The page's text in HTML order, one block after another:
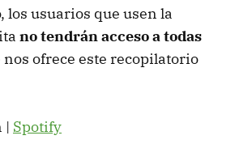
los usuarios que usen la
no tendrán acceso a todas
nos ofrece este recopilatorio
| Spotify